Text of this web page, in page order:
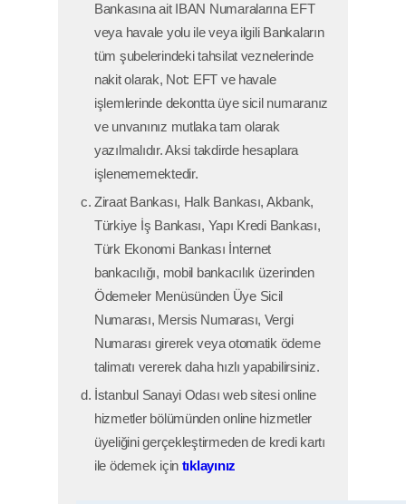
Bankasına ait IBAN Numaralarına EFT
veya havale yolu ile veya ilgili Bankaların
tüm şubelerindeki tahsilat veznelerinde
nakit olarak, Not: EFT ve havale
işlemlerinde dekontta üye sicil numaranız
ve unvanınız mutlaka tam olarak
yazılmalıdır. Aksi takdirde hesaplara
işlenememektedir.
Ziraat Bankası, Halk Bankası, Akbank,
Türkiye İş Bankası, Yapı Kredi Bankası,
Türk Ekonomi Bankası İnternet
bankacılığı, mobil bankacılık üzerinden
Ödemeler Menüsünden Üye Sicil
Numarası, Mersis Numarası, Vergi
Numarası girerek veya otomatik ödeme
talimatı vererek daha hızlı yapabilirsiniz.
İstanbul Sanayi Odası web sitesi online
hizmetler bölümünden online hizmetler
üyeliğini gerçekleştirmeden de kredi kartı
ile ödemek için tıklayınız